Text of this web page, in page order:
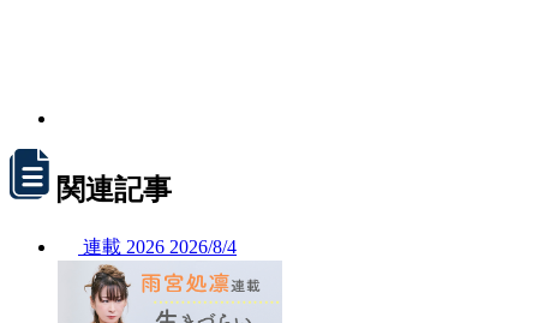
関連記事
連載 2026 2026/8/4